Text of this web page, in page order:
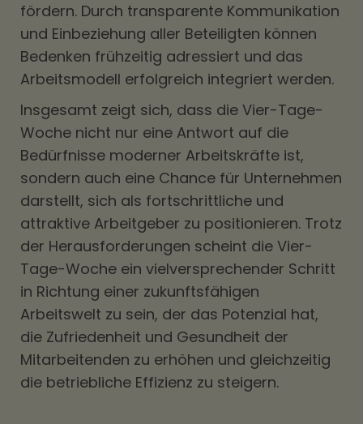
fördern. Durch transparente Kommunikation
und Einbeziehung aller Beteiligten können
Bedenken frühzeitig adressiert und das
Arbeitsmodell erfolgreich integriert werden.
Insgesamt zeigt sich, dass die Vier-Tage-
Woche nicht nur eine Antwort auf die
Bedürfnisse moderner Arbeitskräfte ist,
sondern auch eine Chance für Unternehmen
darstellt, sich als fortschrittliche und
attraktive Arbeitgeber zu positionieren. Trotz
der Herausforderungen scheint die Vier-
Tage-Woche ein vielversprechender Schritt
in Richtung einer zukunftsfähigen
Arbeitswelt zu sein, der das Potenzial hat,
die Zufriedenheit und Gesundheit der
Mitarbeitenden zu erhöhen und gleichzeitig
die betriebliche Effizienz zu steigern.